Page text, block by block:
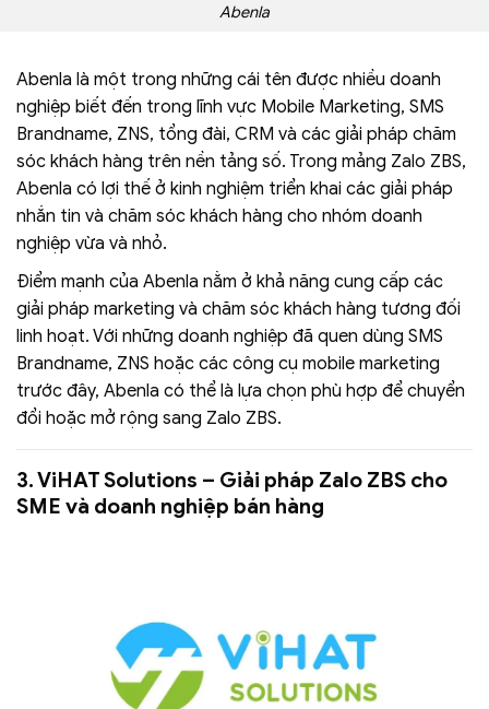
Abenla
Abenla là một trong những cái tên được nhiều doanh
nghiệp biết đến trong lĩnh vực Mobile Marketing, SMS
Brandname, ZNS, tổng đài, CRM và các giải pháp chăm
sóc khách hàng trên nền tảng số. Trong mảng Zalo ZBS,
Abenla có lợi thế ở kinh nghiệm triển khai các giải pháp
nhắn tin và chăm sóc khách hàng cho nhóm doanh
nghiệp vừa và nhỏ.
Điểm mạnh của Abenla nằm ở khả năng cung cấp các
giải pháp marketing và chăm sóc khách hàng tương đối
linh hoạt. Với những doanh nghiệp đã quen dùng SMS
Brandname, ZNS hoặc các công cụ mobile marketing
trước đây, Abenla có thể là lựa chọn phù hợp để chuyển
đổi hoặc mở rộng sang Zalo ZBS.
3. ViHAT Solutions – Giải pháp Zalo ZBS cho
SME và doanh nghiệp bán hàng